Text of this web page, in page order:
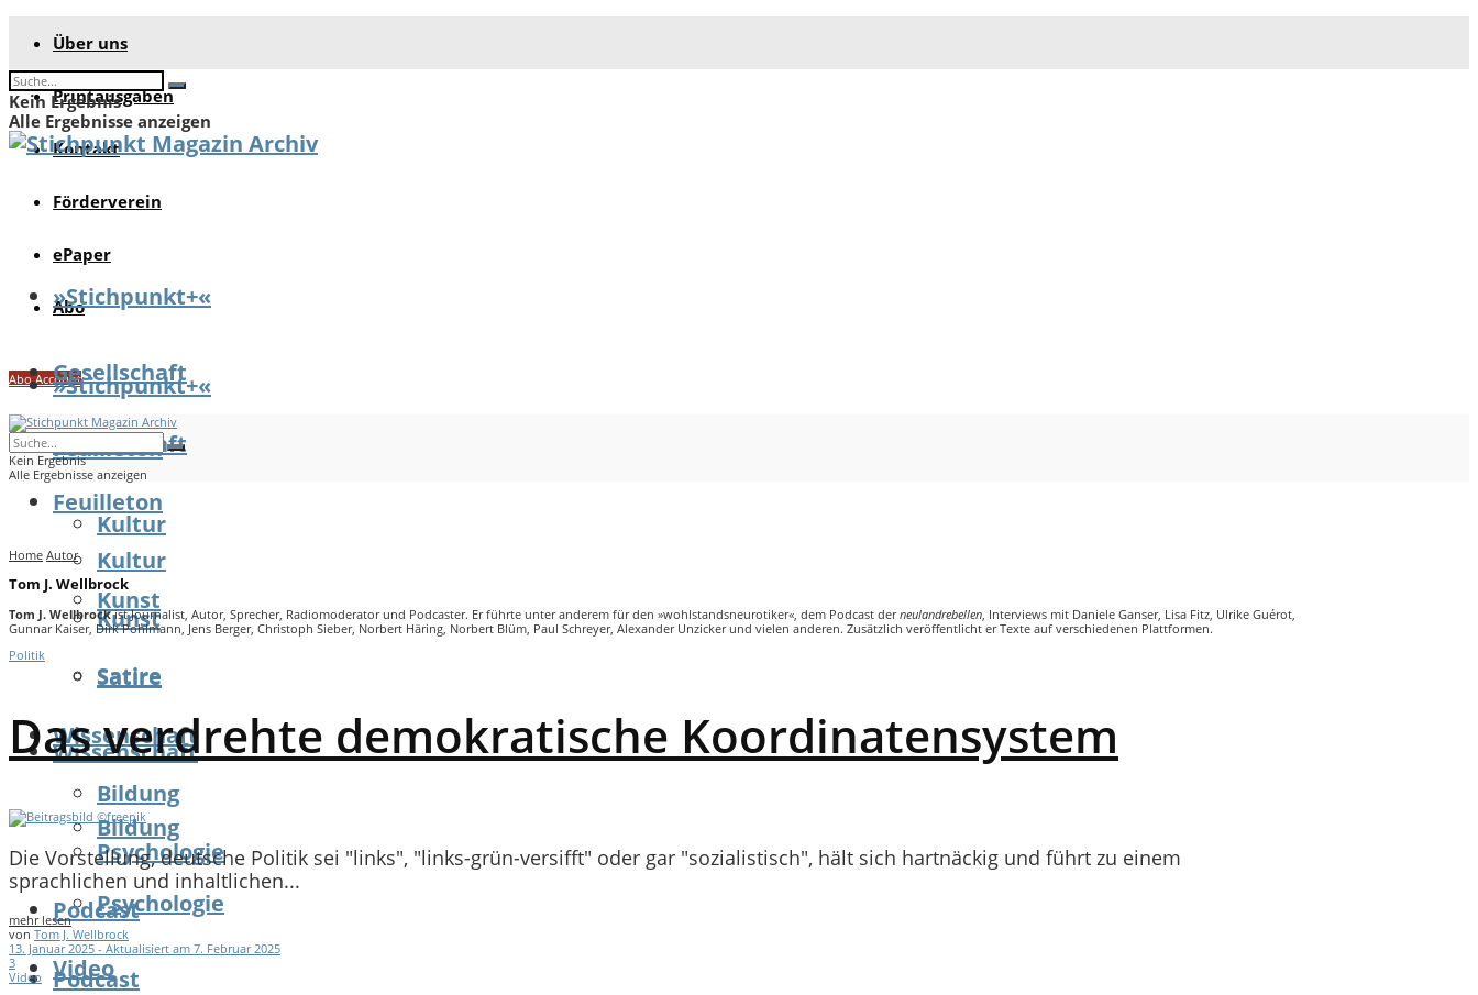
Über uns
Printausgaben
Kontakt
Förderverein
ePaper
Abo
Abo Account
Kein Ergebnis
Alle Ergebnisse anzeigen
»Stichpunkt+«
Gesellschaft
Feuilleton
Kultur
Kunst
Satire
Wissenschaft
Bildung
Psychologie
Podcast
»Stichpunkt+«
Gesellschaft
Feuilleton
Kultur
Kunst
Satire
Wissenschaft
Bildung
Psychologie
Podcast
Video
Kein Ergebnis
Alle Ergebnisse anzeigen
Home Autor
Tom J. Wellbrock
Tom J. Wellbrockist Journalist, Autor, Sprecher, Radiomoderator und Podcaster. Er führte unter anderem für den »wohlstandsneurotiker«, dem Podcast derneulandrebellen , Interviews mit Daniele Ganser, Lisa Fitz, Ulrike Guérot,
Gunnar Kaiser, Dirk Pohlmann, Jens Berger, Christoph Sieber, Norbert Häring, Norbert Blüm, Paul Schreyer, Alexander Unzicker und vielen anderen. Zusätzlich veröffentlicht er Texte auf verschiedenen Plattformen.
Politik
Das verdrehte demokratische Koordinatensystem
Die Vorstellung, deutsche Politik sei "links", "links-grün-versifft" oder gar "sozialistisch", hält sich hartnäckig und führt zu einem
sprachlichen und inhaltlichen...
mehr lesen
von Tom J. Wellbrock
13. Januar 2025 - Aktualisiert am 7. Februar 2025
3
Video